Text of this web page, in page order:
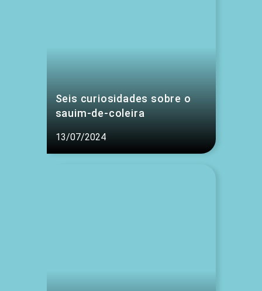
Seis curiosidades sobre o
sauim-de-coleira
13/07/2024